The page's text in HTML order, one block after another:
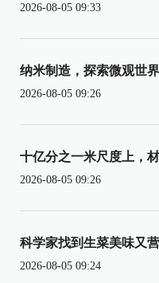
2026-08-05 09:33
纳米制造，探索微观世
2026-08-05 09:26
十亿分之一米尺度上，
2026-08-05 09:26
科学家找到生菜美味又
2026-08-05 09:24